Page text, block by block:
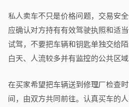
私人卖车不只是价格问题，交易安
应确认对方持有有效驾驶执照和适
试驾，不要把车辆和钥匙单独交给
白天、人流较多并有监控的公共区域
在买家希望把车辆送到修理厂检查
间，由双方共同前往。认真买车的